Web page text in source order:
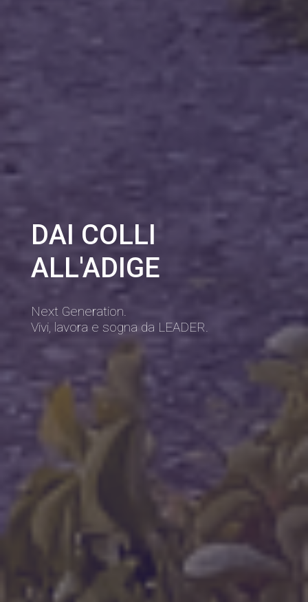
DAI COLLI
ALL'ADIGE
Next Generation.
Vivi, lavora e sogna da LEADER.